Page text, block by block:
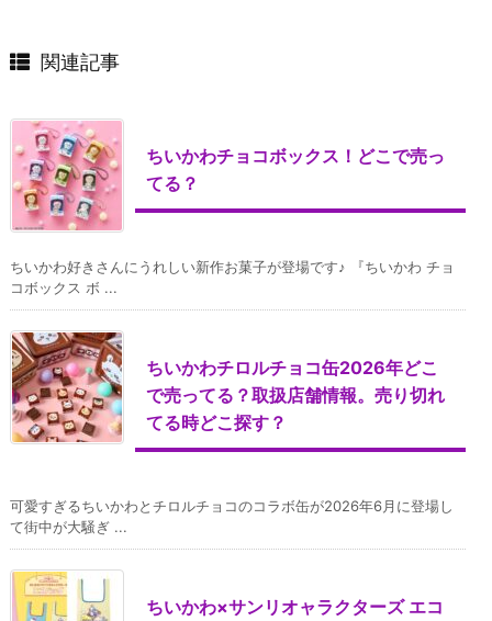
関連記事
ちいかわチョコボックス！どこで売っ
てる？
ちいかわ好きさんにうれしい新作お菓子が登場です♪ 『ちいかわ チョ
コボックス ボ ...
ちいかわチロルチョコ缶2026年どこ
で売ってる？取扱店舗情報。売り切れ
てる時どこ探す？
可愛すぎるちいかわとチロルチョコのコラボ缶が2026年6月に登場し
て街中が大騒ぎ ...
ちいかわ×サンリオャラクターズ エコ